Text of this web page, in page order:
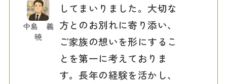
中島 義
暁
してまいりました。大切な
方とのお別れに寄り添い、
ご家族の想いを形にするこ
とを第一に考えておりま
す。長年の経験を活かし、